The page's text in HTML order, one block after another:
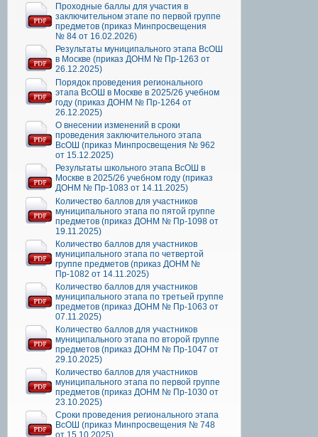
Проходные баллы для участия в
заключительном этапе по первой группе
предметов (приказ Минпросвещения
№ 84 от 16.02.2026)
Результаты муниципального этапа ВсОШ
в Москве (приказ ДОНМ № Пр-1263 от
26.12.2025)
Порядок проведения регионального
этапа ВсОШ в Москве в 2025/26 учебном
году (приказ ДОНМ № Пр-1264 от
26.12.2025)
О внесении изменений в сроки
проведения заключительного этапа
ВсОШ (приказ Минпросвещения № 962
от 15.12.2025)
Результаты школьного этапа ВсОШ в
Москве в 2025/26 учебном году (приказ
ДОНМ № Пр-1083 от 14.11.2025)
Количество баллов для участников
муниципального этапа по пятой группе
предметов (приказ ДОНМ № Пр-1098 от
19.11.2025)
Количество баллов для участников
муниципального этапа по четвертой
группе предметов (приказ ДОНМ №
Пр-1082 от 14.11.2025)
Количество баллов для участников
муниципального этапа по третьей группе
предметов (приказ ДОНМ № Пр-1063 от
07.11.2025)
Количество баллов для участников
муниципального этапа по второй группе
предметов (приказ ДОНМ № Пр-1047 от
29.10.2025)
Количество баллов для участников
муниципального этапа по первой группе
предметов (приказ ДОНМ № Пр-1030 от
23.10.2025)
Сроки проведения регионального этапа
ВсОШ (приказ Минпросвещения № 748
от 15.10.2025)